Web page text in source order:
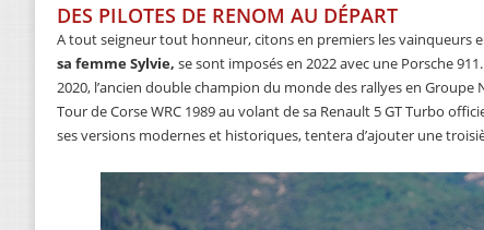
DES PILOTES DE RENOM AU DÉPART
A tout seigneur tout honneur, citons en premiers les vainqueurs
sa femme Sylvie, se sont imposés en 2022 avec une Porsche
2020, l’ancien double champion du monde des rallyes en Groupe
Tour de Corse WRC 1989 au volant de sa Renault 5 GT Turbo
ses versions modernes et historiques, tentera d’ajouter une